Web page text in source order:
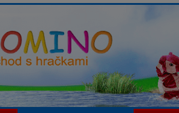
s hračkami